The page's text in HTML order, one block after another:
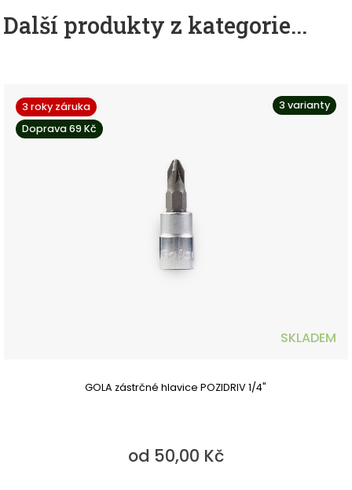
Další produkty z kategorie...
3 varianty
3 roky záruka
Doprava 69 Kč
SKLADEM
GOLA zástrčné hlavice POZIDRIV 1/4"
od 50,00 Kč